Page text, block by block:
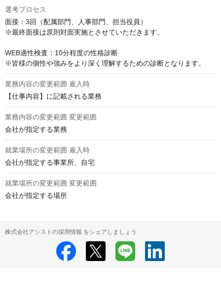
選考プロセス
面接：3回（配属部門、人事部門、担当役員）
※最終面接は原則対面実施とさせていただきます。
WEB適性検査：10分程度の性格診断
業務内容の変更範囲 雇入時
【仕事内容】に記載される業務
業務内容の変更範囲 変更範囲
会社が指定する業務
就業場所の変更範囲 雇入時
会社が指定する事業所、自宅
就業場所の変更範囲 変更範囲
会社が指定する場所
株式会社アシストの採用情報 をシェアしましょう